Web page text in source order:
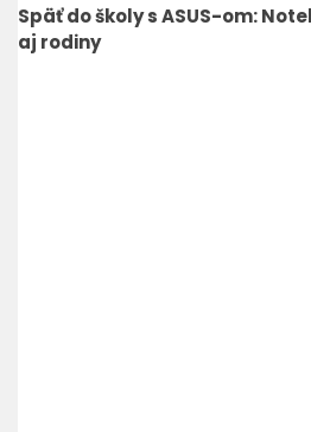
Späť do školy s ASUS-om:
aj rodiny